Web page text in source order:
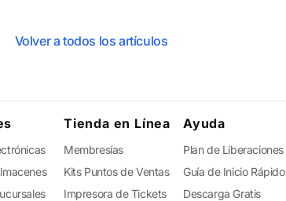
Volver a todos los artículos
Tienda en Línea
Membresías
Kits Puntos de Ventas
Impresora de Tickets
Ayuda
Plan de Liberaciones
Guía de Inicio Rápido
Descarga Gratis